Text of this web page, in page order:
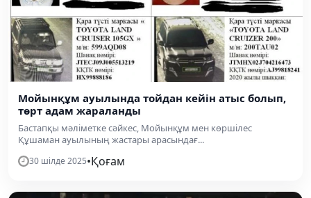
Мойынқұм ауылында тойдан кейін атыс болып,
төрт адам жараланды
Бастапқы мәліметке сәйкес, Мойынқұм мен көршілес
Құшаман ауылының жастары арасындағ...
30 шілде 2025•Қоғам